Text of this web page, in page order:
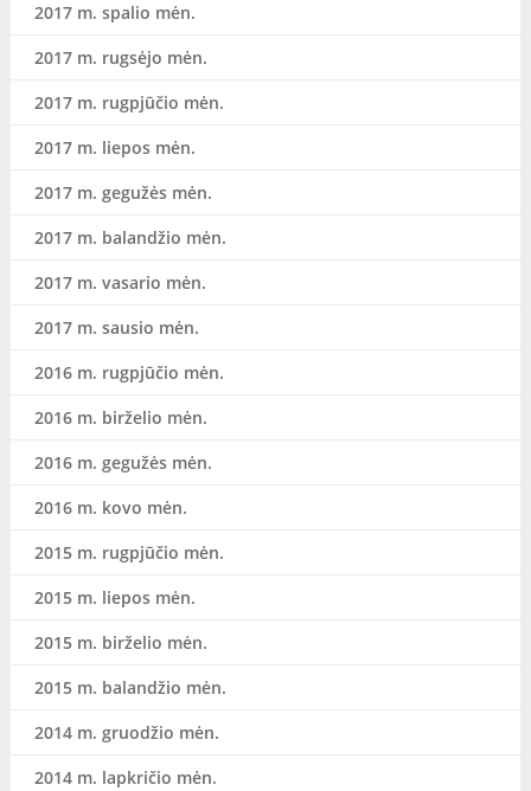
2017 m. spalio mėn.
2017 m. rugsėjo mėn.
2017 m. rugpjūčio mėn.
2017 m. liepos mėn.
2017 m. gegužės mėn.
2017 m. balandžio mėn.
2017 m. vasario mėn.
2017 m. sausio mėn.
2016 m. rugpjūčio mėn.
2016 m. birželio mėn.
2016 m. gegužės mėn.
2016 m. kovo mėn.
2015 m. rugpjūčio mėn.
2015 m. liepos mėn.
2015 m. birželio mėn.
2015 m. balandžio mėn.
2014 m. gruodžio mėn.
2014 m. lapkričio mėn.